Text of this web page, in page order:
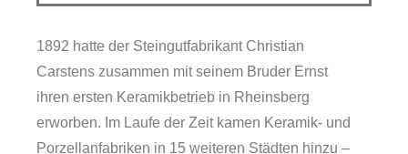
1892 hatte der Steingutfabrikant Christian
Carstens zusammen mit seinem Bruder Ernst
ihren ersten Keramikbetrieb in Rheinsberg
erworben. Im Laufe der Zeit kamen Keramik- und
Porzellanfabriken in 15 weiteren Städten hinzu –